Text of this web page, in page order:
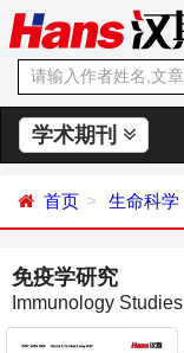
学术期刊
首页 生命科学
免疫学研究
Immunology Studies